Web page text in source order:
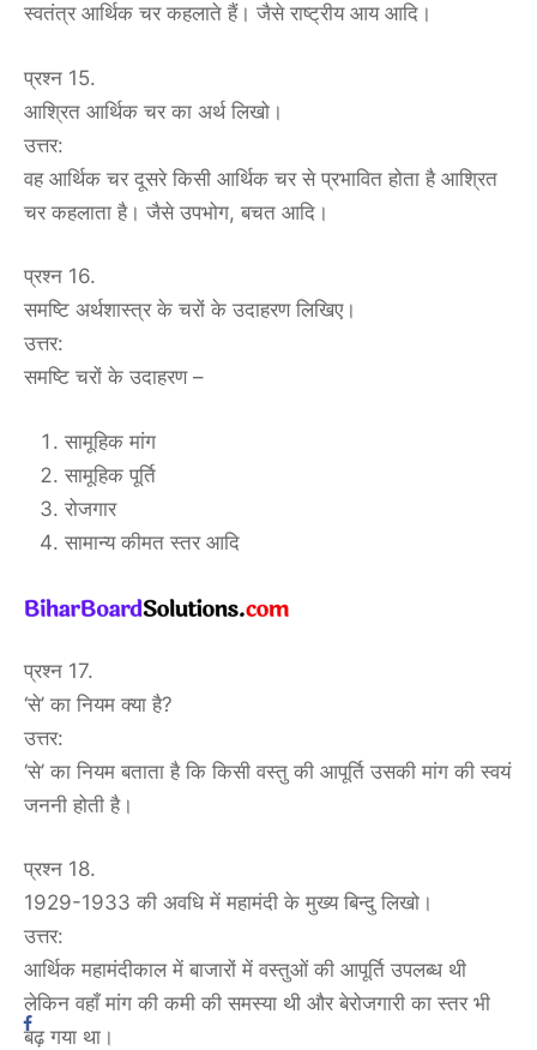
स्वतंत्र आर्थिक चर कहलाते हैं। जैसे राष्ट्रीय आय आदि।
प्रश्न 15.
आश्रित आर्थिक चर का अर्थ लिखो।
उत्तर:
वह आर्थिक चर दूसरे किसी आर्थिक चर से प्रभावित होता है आश्रित
चर कहलाता है। जैसे उपभोग, बचत आदि।
प्रश्न 16.
समष्टि अर्थशास्त्र के चरों के उदाहरण लिखिए।
उत्तर:
समष्टि चरों के उदाहरण –
सामूहिक मांग
सामूहिक पूर्ति
रोजगार
सामान्य कीमत स्तर आदि
प्रश्न 17.
‘से’ का नियम क्या है?
उत्तर:
‘से’ का नियम बताता है कि किसी वस्तु की आपूर्ति उसकी मांग की स्वयं
जननी होती है।
प्रश्न 18.
1929-1933 की अवधि में महामंदी के मुख्य बिन्दु लिखो।
उत्तर:
आर्थिक महामंदीकाल में बाजारों में वस्तुओं की आपूर्ति उपलब्ध थी
लेकिन वहाँ मांग की कमी की समस्या थी और बेरोजगारी का स्तर भी
बढ़ गया था।